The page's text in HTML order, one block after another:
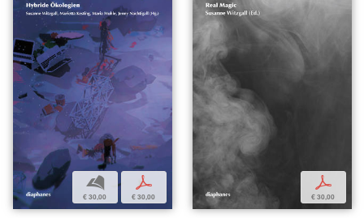
b
€ 30,00
p
€ 30,00
p
€ 30,00